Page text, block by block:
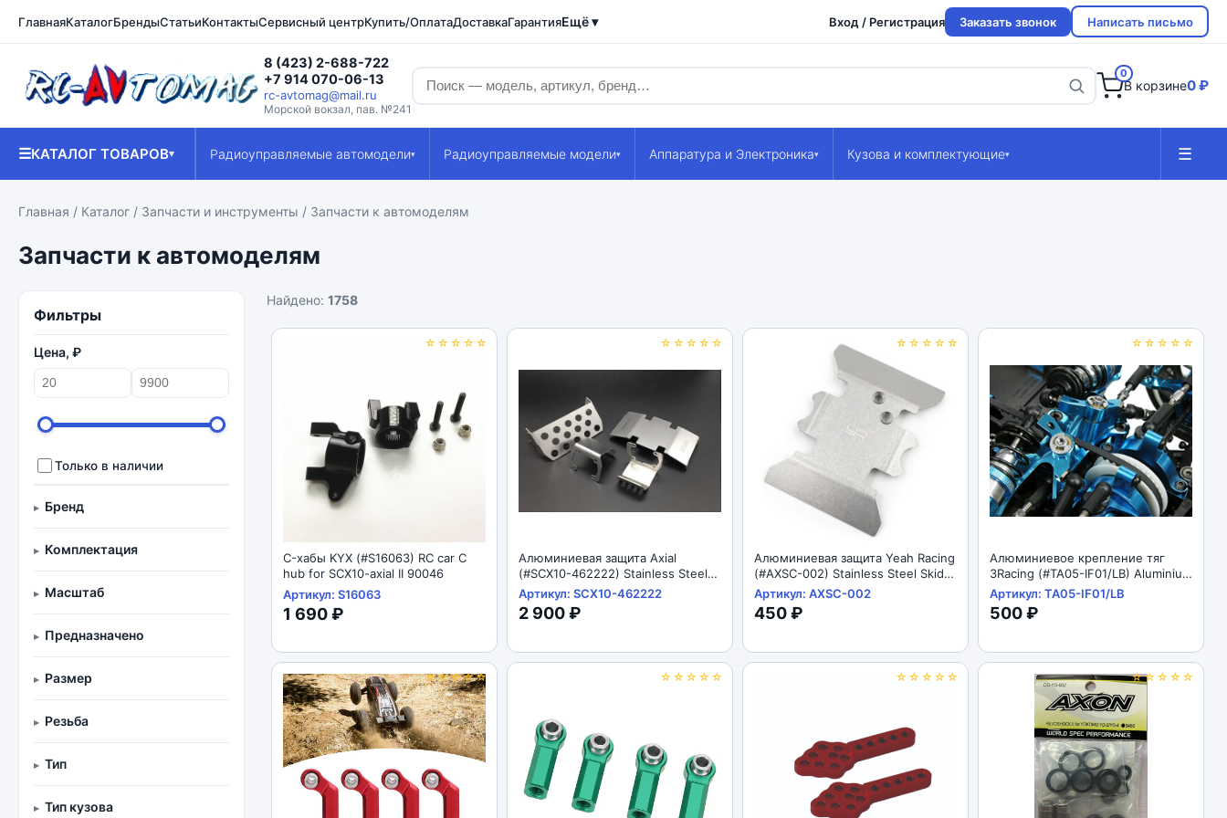
ГлавнаяКаталогБрендыСтатьиКонтактыСервисный центрКупить/ОплатаДоставкаГарантияЕщё ▾ Вход / Регистрация Заказать звонок Написать письмо
8 (423) 2-688-722
+7 914 070-06-13
rc-avtomag@mail.ru
Морской вокзал, пав. №241
0
В корзине0 ₽
☰КАТАЛОГ ТОВАРОВ▾ Радиоуправляемые автомодели▾ Радиоуправляемые модели▾ Аппаратура и Электроника▾ Кузова и комплектующие▾ ☰
Главная / Каталог / Запчасти и инструменты / Запчасти к автомоделям
Запчасти к автомоделям
Фильтры
Цена, ₽
Только в наличии
Бренд
Комплектация
Масштаб
Предназначено
Размер
Резьба
Тип
Тип кузова
Найдено: 1758
☆☆☆☆☆
C-хабы KYX (#S16063) RC car C
hub for SCX10-axial II 90046
Артикул: S16063
1 690 ₽
☆☆☆☆☆
Алюминиевая защита Axial
(#SCX10-462222) Stainless Steel
Skid Plate For For Axial SCX10 II
AX90046
Артикул: SCX10-462222
2 900 ₽
☆☆☆☆☆
Алюминиевая защита Yeah Racing
(#AXSC-002) Stainless Steel Skid
Plate For For Axial SCX10 II
AX90046
Артикул: AXSC-002
450 ₽
☆☆☆☆☆
Алюминиевое крепление тяг
3Racing (#TA05-IF01/LB) Aluminium
Mixing Arm For TA-05IFS
Артикул: TA05-IF01/LB
500 ₽
☆☆☆☆☆ ☆☆☆☆☆ ☆☆☆☆☆ ☆☆☆☆☆